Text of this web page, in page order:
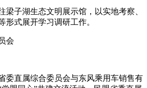
梁子湖生态文明展示馆，以实地考察、
形式展开学习调研工作。
会
委直属综合委员会与东风乘用车销售有